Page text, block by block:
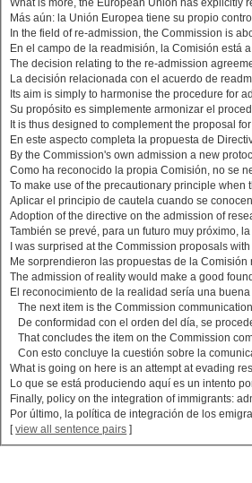
What is more, the European Union has explicitly
Más aún: la Unión Europea tiene su propio
In the field of re-admission, the Commission is
En el campo de la readmisión, la Comisión está
The decision relating to the re-admission
La decisión relacionada con el acuerdo de
Its aim is simply to harmonise the procedure for
Su propósito es simplemente armonizar el
It is thus designed to complement the proposal
En este aspecto completa la propuesta de
By the Commission's own admission a new
Como ha reconocido la propia Comisión, no se
To make use of the precautionary principle
Aplicar el principio de cautela cuando se
Adoption of the directive on the admission of
También se prevé, para un futuro muy próximo,
I was surprised at the Commission proposals
Me sorprendieron las propuestas de la
The admission of reality would make a good
El reconocimiento de la realidad sería una
The next item is the Commission
De conformidad con el orden del día, se
That concludes the item on the Commission
Con esto concluye la cuestión sobre la
What is going on here is an attempt at evading
Lo que se está produciendo aquí es un intento
Finally, policy on the integration of immigrants:
Por último, la política de integración de los
[view all sentence pairs ]